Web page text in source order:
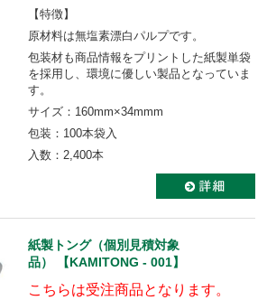
【特徴】
原材料は無塩素漂白パルプです。
包装材も商品情報をプリントした紙製単袋
を採用し、環境に優しい製品となっていま
す。
サイズ：160mm×34mmm
包装：100本袋入
入数：2,400本
紙製トング（個別見積対象
品） 【KAMITONG - 001】
こちらは受注商品となります。